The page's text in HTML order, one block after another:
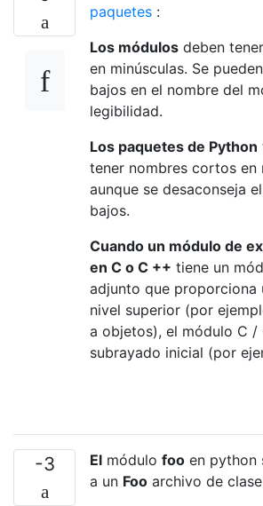
paquetes :
Los módulos deben
en minúsculas. Se
bajos en el nombre del
legibilidad.
Los paquetes de Python
tener nombres cortos en
aunque se desaconseja
bajos.
Cuando un módulo de
en C o C ++ tiene un
adjunto que proporciona
nivel superior (por
a objetos), el módulo C /
subrayado inicial (por
-3 El módulo foo en python
a un Foo archivo de